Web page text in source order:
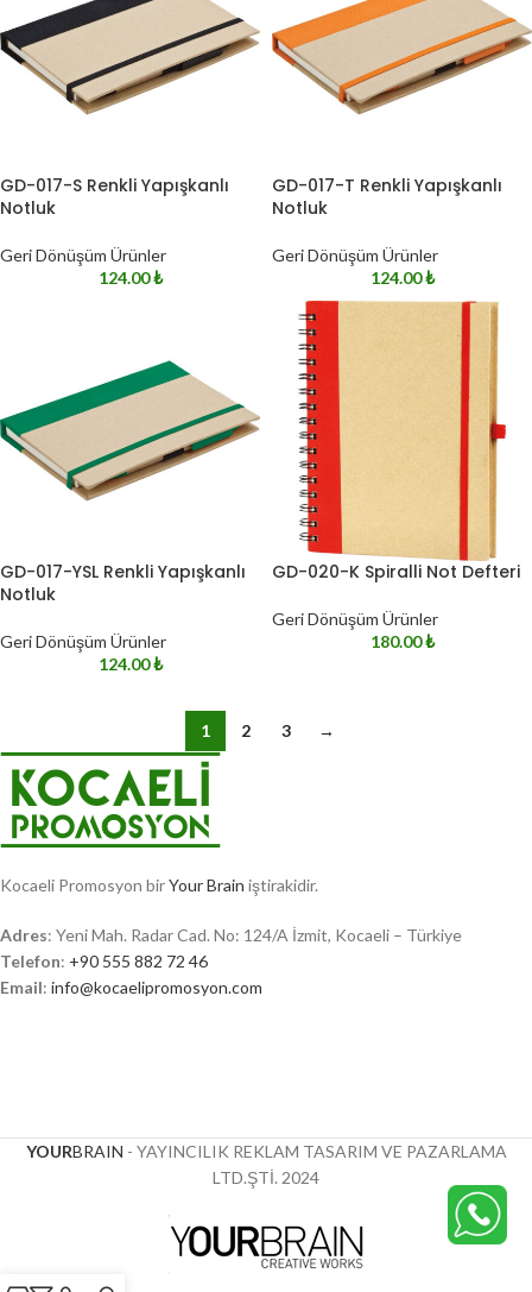
GD-017-S Renkli Yapışkanlı
Notluk
Geri Dönüşüm Ürünler
124.00₺
GD-017-T Renkli Yapışkanlı
Notluk
Geri Dönüşüm Ürünler
124.00₺
GD-017-YSL Renkli Yapışkanlı
Notluk
Geri Dönüşüm Ürünler
124.00₺
GD-020-K Spiralli Not Defteri
Geri Dönüşüm Ürünler
180.00₺
1 2 3 →
Kocaeli Promosyon birYour Brain iştirakidir.
Adres: Yeni Mah. Radar Cad. No: 124/A İzmit, Kocaeli – Türkiye
Telefon: +90 555 882 72 46
Email: info@kocaelipromosyon.com
YOURBRAIN - YAYINCILIK REKLAM TASARIM VE PAZARLAMA
LTD.ŞTİ. 2024